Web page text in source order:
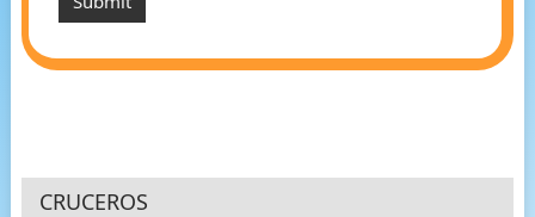
CRUCEROS